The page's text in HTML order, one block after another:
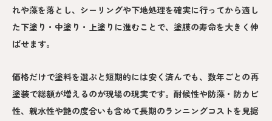
れや藻を落とし、シーリングや下地処理を確実に行ってから適し
た下塗り・中塗り・上塗りに進むことで、塗膜の寿命を大きく伸
ばせます。
価格だけで塗料を選ぶと短期的には安く済んでも、数年ごとの再
塗装で総額が増えるのが現場の現実です。耐候性や防藻・防カビ
性、親水性や艶の度合いも含めて長期のランニングコストを見据